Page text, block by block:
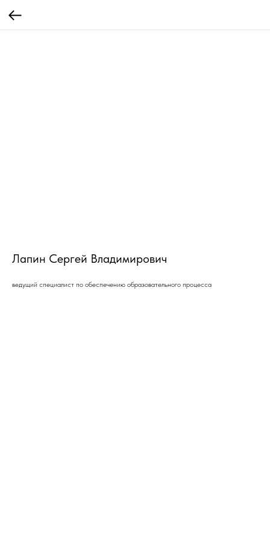
Лапин Сергей Владимирович
ведущий специалист по обеспечению образовательного процесса